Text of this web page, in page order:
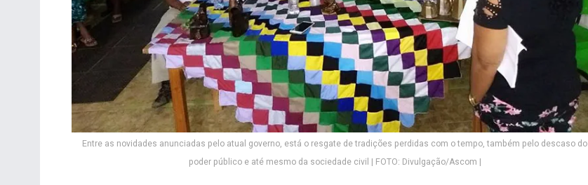
Entre as novidades anunciadas pelo atual governo, está o resgate de tradições perdidas com o tempo, também pelo descaso do
poder público e até mesmo da sociedade civil | FOTO: Divulgação/Ascom |